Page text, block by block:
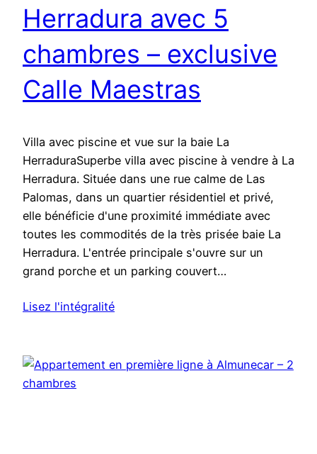
Herradura avec 5
chambres – exclusive
Calle Maestras
Villa avec piscine et vue sur la baie La
HerraduraSuperbe villa avec piscine à vendre à La
Herradura. Située dans une rue calme de Las
Palomas, dans un quartier résidentiel et privé,
elle bénéficie d'une proximité immédiate avec
toutes les commodités de la très prisée baie La
Herradura. L'entrée principale s'ouvre sur un
grand porche et un parking couvert…
Lisez l'intégralité